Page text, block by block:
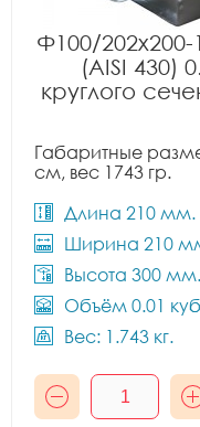
Ф100/
(AISI 430)
круглого
Габаритные
см, вес 1743 гр.
Длина 210 мм.
Ширина 210
Высота 300 мм.
Объём 0.01
Вес: 1.743 кг.